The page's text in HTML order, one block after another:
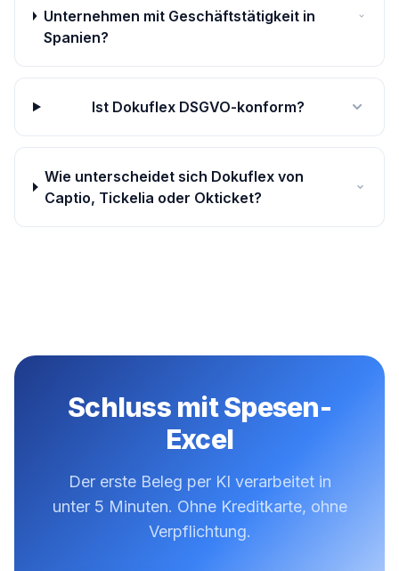
Unternehmen mit Geschäftstätigkeit in
Spanien?
Ist Dokuflex DSGVO-konform?
Wie unterscheidet sich Dokuflex von
Captio, Tickelia oder Okticket?
Schluss mit Spesen-
Excel
Der erste Beleg per KI verarbeitet in
unter 5 Minuten. Ohne Kreditkarte, ohne
Verpflichtung.